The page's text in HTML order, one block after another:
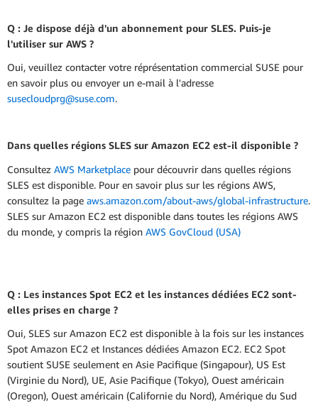
Q : Je dispose déjà d'un abonnement pour SLES. Puis-je
l'utiliser sur AWS ?
Oui, veuillez contacter votre réprésentation commercial SUSE pour
en savoir plus ou envoyer un e-mail à l'adresse
susecloudprg@suse.com.
Dans quelles régions SLES sur Amazon EC2 est-il disponible ?
Consultez AWS Marketplace pour découvrir dans quelles régions
SLES est disponible. Pour en savoir plus sur les régions AWS,
consultez la page aws.amazon.com/about-aws/global-infrastructure.
SLES sur Amazon EC2 est disponible dans toutes les régions AWS
du monde, y compris la région AWS GovCloud (USA)
Q : Les instances Spot EC2 et les instances dédiées EC2 sont-
elles prises en charge ?
Oui, SLES sur Amazon EC2 est disponible à la fois sur les instances
Spot Amazon EC2 et Instances dédiées Amazon EC2. EC2 Spot
soutient SUSE seulement en Asie Pacifique (Singapour), US Est
(Virginie du Nord), UE, Asie Pacifique (Tokyo), Ouest américain
(Oregon), Ouest américain (Californie du Nord), Amérique du Sud